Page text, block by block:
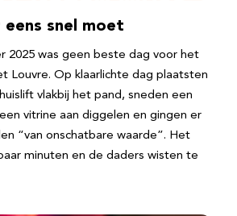
snel moet
2025 was geen beste dag voor het
Louvre. Op klaarlichte dag plaatsten
vlakbij het pand, sneden een
vitrine aan diggelen en gingen er
“van onschatbare waarde”. Het
minuten en de daders wisten te